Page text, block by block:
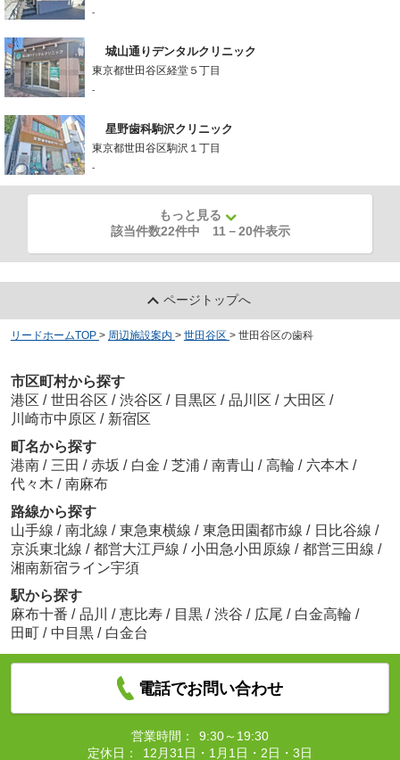
-
城山通りデンタルクリニック
東京都世田谷区経堂５丁目
-
星野歯科駒沢クリニック
東京都世田谷区駒沢１丁目
-
もっと見る
該当件数22件中 11 －20件表示
ページトップへ
リードホームTOP > 周辺施設案内 > 世田谷区 > 世田谷区の歯科
市区町村から探す
港区 / 世田谷区 / 渋谷区 / 目黒区 / 品川区 / 大田区 /
川崎市中原区 / 新宿区
町名から探す
港南 / 三田 / 赤坂 / 白金 / 芝浦 / 南青山 / 高輪 / 六本木 /
代々木 / 南麻布
路線から探す
山手線 / 南北線 / 東急東横線 / 東急田園都市線 / 日比谷線 /
京浜東北線 / 都営大江戸線 / 小田急小田原線 / 都営三田線 /
湘南新宿ライン宇須
駅から探す
麻布十番 / 品川 / 恵比寿 / 目黒 / 渋谷 / 広尾 / 白金高輪 /
田町 / 中目黒 / 白金台
電話でお問い合わせ
営業時間：
9:30～19:30
定休日：
12月31日・1月1日・2日・3日